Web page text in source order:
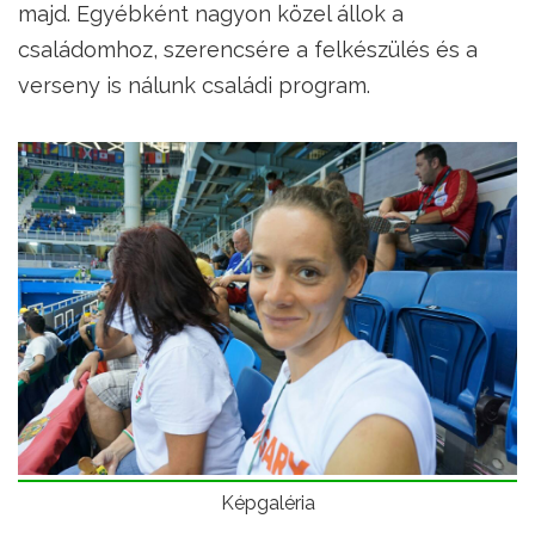
majd. Egyébként nagyon közel állok a
családomhoz, szerencsére a felkészülés és a
verseny is nálunk családi program.
Képgaléria